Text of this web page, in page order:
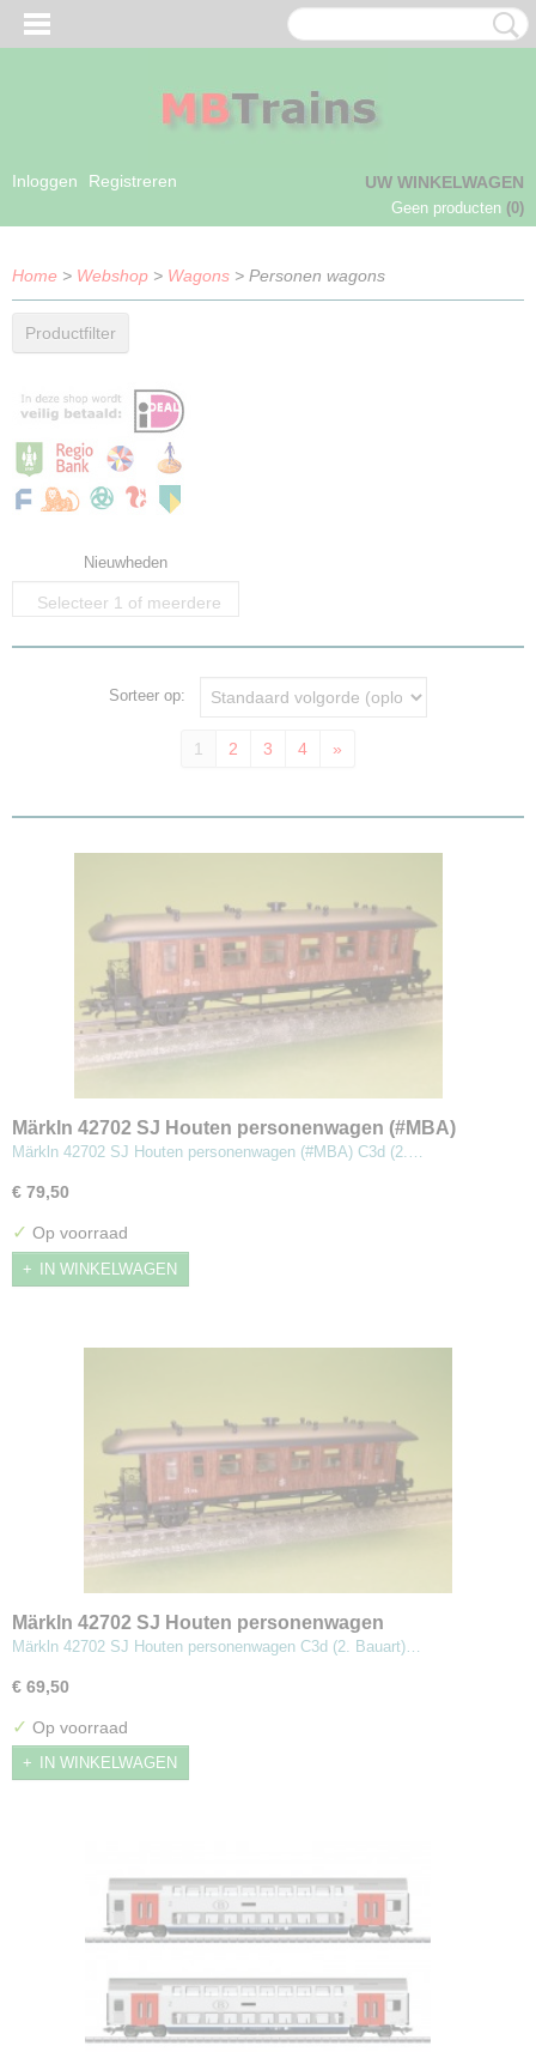
Inloggen Registreren UW WINKELWAGEN
Geen producten (0)
Home > Webshop > Wagons > Personen wagons
Productfilter
Nieuwheden
Selecteer 1 of meerdere
Sorteer op:
1 2 3 4 »
Märkln 42702 SJ Houten personenwagen (#MBA)
Märkln 42702 SJ Houten personenwagen (#MBA) C3d (2.…
€ 79,50
✓ Op voorraad
IN WINKELWAGEN
Märkln 42702 SJ Houten personenwagen
Märkln 42702 SJ Houten personenwagen C3d (2. Bauart)…
€ 69,50
✓ Op voorraad
IN WINKELWAGEN